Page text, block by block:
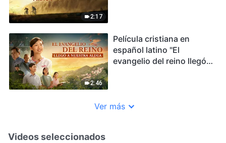
2:17
2:46
Película cristiana en
español latino "El
evangelio del reino llegó a
Ver más
Videos seleccionados